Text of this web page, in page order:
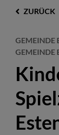
ZURÜCK
GEMEINDE
GEMEINDE